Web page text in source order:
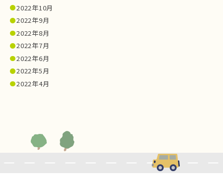
2022年10月
2022年9月
2022年8月
2022年7月
2022年6月
2022年5月
2022年4月